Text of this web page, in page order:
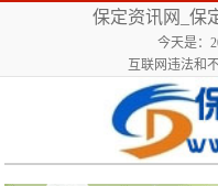
保定资讯网_保
今天是：
互联网违法和